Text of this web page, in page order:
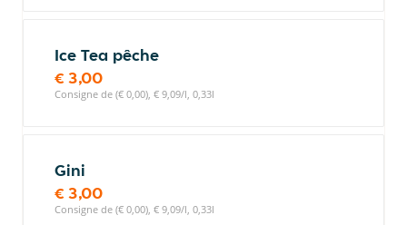
Ice Tea pêche
€ 3,00
Consigne de (€ 0,00), € 9,09/l, 0,33l
Gini
€ 3,00
Consigne de (€ 0,00), € 9,09/l, 0,33l